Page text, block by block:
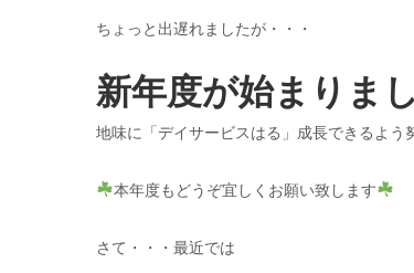
ちょっと出遅れましたが・・・
新年度が始まりま
地味に「デイサービスはる」成長できるよう
本年度もどうぞ宜しくお願い致します
さて・・・最近では